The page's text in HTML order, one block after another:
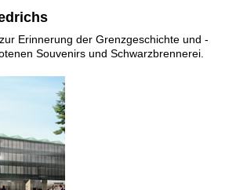
Erinnerung der Grenzgeschichte und -
Souvenirs und Schwarzbrennerei.